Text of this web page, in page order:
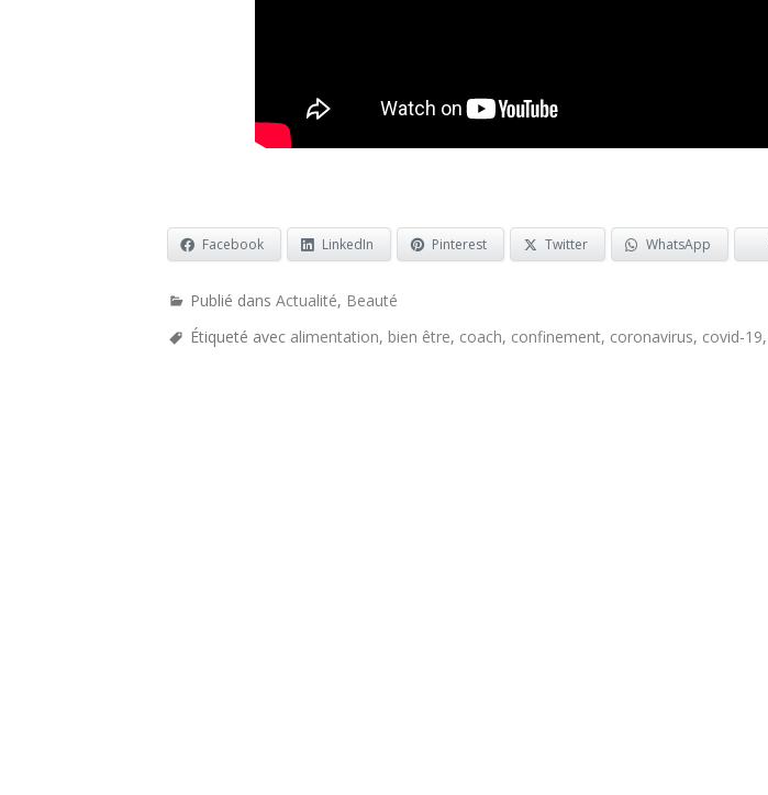
Facebook LinkedIn Pinterest Twitter WhatsApp
Publié dans Actualité, Beauté
Étiqueté avec alimentation, bien être, coach, confinement, coronavirus, covid-19,